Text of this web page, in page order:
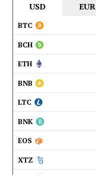
USD EUR
BTC
BCH
ETH
BNB
LTC
BNK
EOS
XTZ